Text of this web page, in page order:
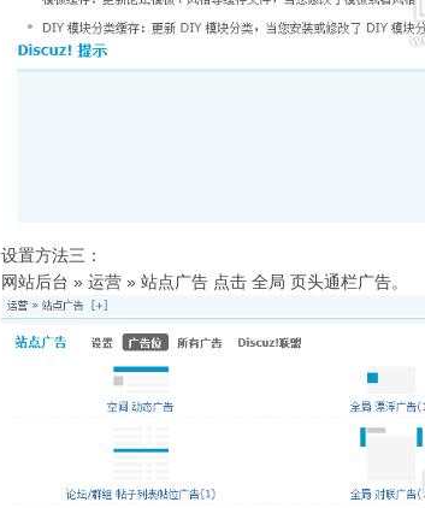
设置方法三：
网站后台 » 运营 » 站点广告 点击 全局 页头通栏广告。